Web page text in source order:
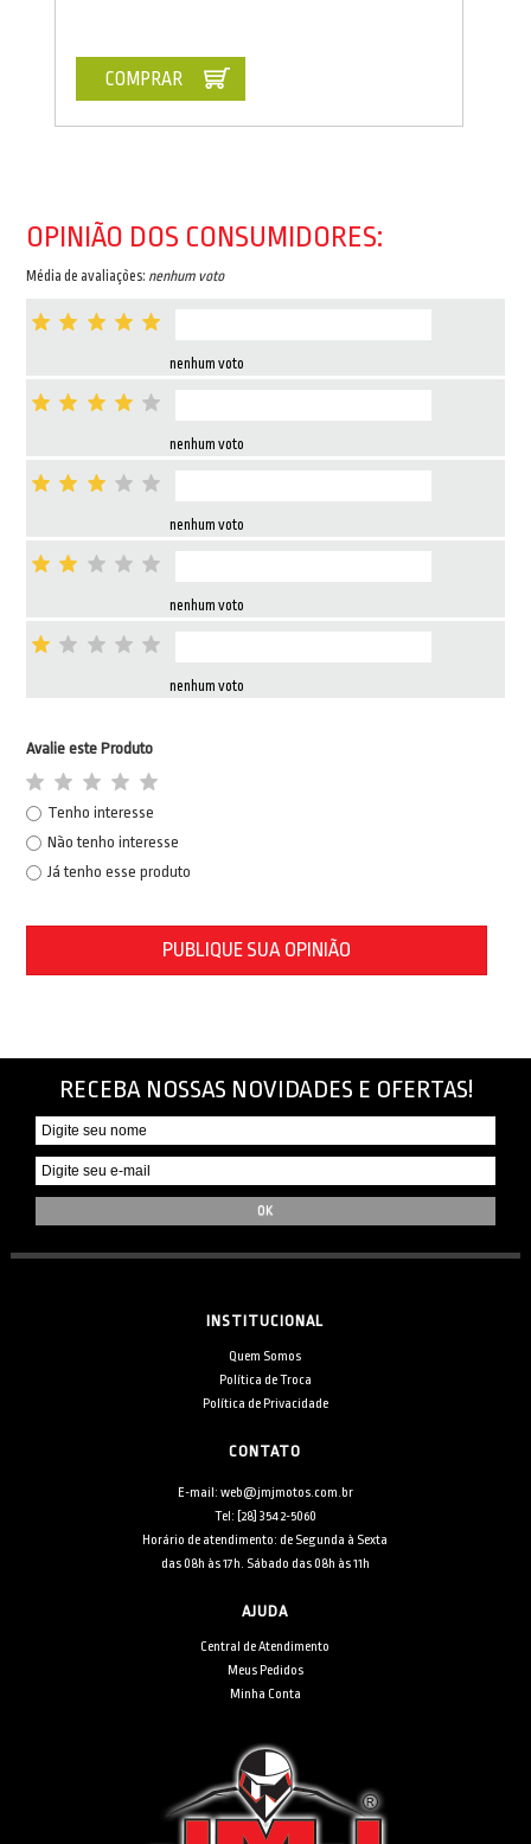
COMPRAR
OPINIÃO DOS CONSUMIDORES:
Média de avaliações: nenhum voto
nenhum voto
nenhum voto
nenhum voto
nenhum voto
nenhum voto
Avalie este Produto
Tenho interesse
Não tenho interesse
Já tenho esse produto
PUBLIQUE SUA OPINIÃO
RECEBA NOSSAS NOVIDADES E OFERTAS!
INSTITUCIONAL
Quem Somos
Política de Troca
Política de Privacidade
CONTATO
E-mail: web@jmjmotos.com.br
Tel: [28] 3542-5060
Horário de atendimento: de Segunda à Sexta
das 08h às 17h. Sábado das 08h às 11h
AJUDA
Central de Atendimento
Meus Pedidos
Minha Conta